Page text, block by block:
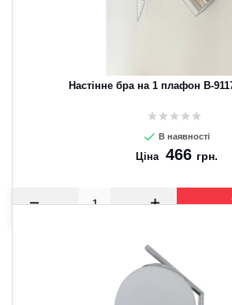
Настінне бра на 1 плафон B-
В наявності
Ціна 466 грн.